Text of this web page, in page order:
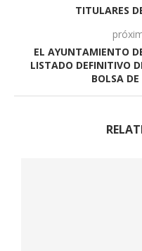
TITULARES
EL AYUNTAMIENTO
LISTADO DEFINITIVO
BOLSA